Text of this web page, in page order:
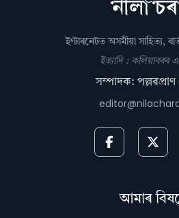
ইণ্টাৰনেটত অসমীয়া সাহিত্য,
ইত্যাদি : কলিয়াবৰৰ
সম্পাদক: পল্লৱপ্ৰাণ
আমাৰ